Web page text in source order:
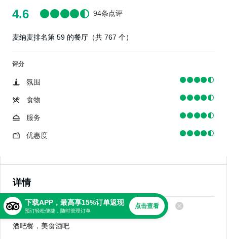
4.6 94条点评
麦纳麦排名第 59 的餐厅（共 767 个）
评分
氛围
食物
服务
优惠度
详情
美食
酒吧餐，美食酒吧
下载APP，最高享15%订单返现
预订轻松便捷，随时管理订单
点击查看